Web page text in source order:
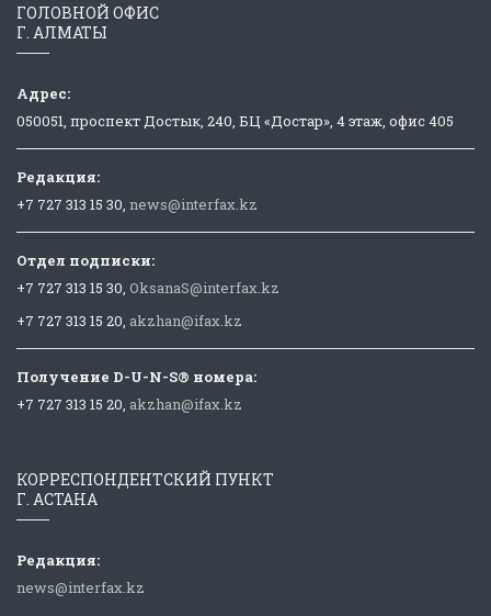
ГОЛОВНОЙ ОФИС
Г. АЛМАТЫ
Адрес:
050051, проспект Достык, 240, БЦ «Достар», 4 этаж, офис 405
Редакция:
+7 727 313 15 30, news@interfax.kz
Отдел подписки:
+7 727 313 15 30, OksanaS@interfax.kz
+7 727 313 15 20, akzhan@ifax.kz
Получение D-U-N-S® номера:
+7 727 313 15 20, akzhan@ifax.kz
КОРРЕСПОНДЕНТСКИЙ ПУНКТ
Г. АСТАНА
Редакция:
news@interfax.kz